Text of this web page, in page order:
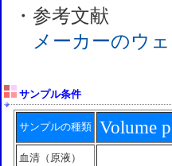
・参考文献
メーカーのウ
サンプル条件
サンプルの種類 Volume
血清（原液）